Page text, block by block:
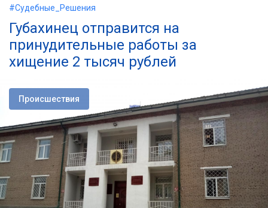
#Судебные_Решения
Губахинец отправится на
принудительные работы за
хищение 2 тысяч рублей
Происшествия